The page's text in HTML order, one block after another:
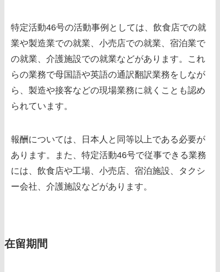
特定活動46号の活動事例としては、飲食店での就
業や製造業での就業、小売店での就業、宿泊業で
の就業、介護施設での就業などがあります。これ
らの業務で母国語や英語の通訳翻訳業務をしなが
ら、製造や接客などの現場業務に就くことも認め
られています。
報酬については、日本人と同等以上である必要が
あります。また、特定活動46号で従事できる業務
には、飲食店や工場、小売店、宿泊施設、タクシ
ー会社、介護施設などがあります。
在留期間